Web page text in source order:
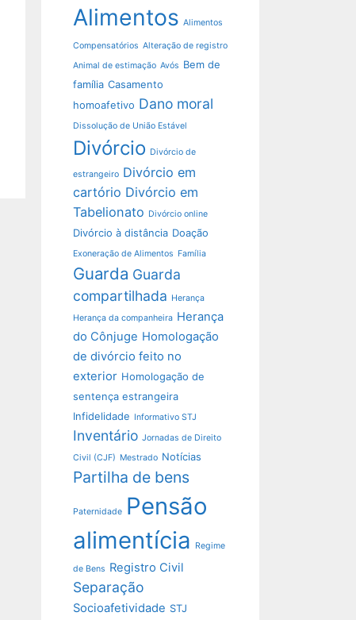
Alimentos Alimentos
Compensatórios Alteração de registro
Animal de estimação Avós Bem de
família Casamento
homoafetivo Dano moral
Dissolução de União Estável
Divórcio Divórcio de
estrangeiro Divórcio em
cartório Divórcio em
Tabelionato Divórcio online
Divórcio à distância Doação
Exoneração de Alimentos Família
Guarda Guarda
compartilhada Herança
Herança da companheira Herança
do Cônjuge Homologação
de divórcio feito no
exterior Homologação de
sentença estrangeira
Infidelidade Informativo STJ
Inventário Jornadas de Direito
Civil (CJF) Mestrado Notícias
Partilha de bens
Paternidade Pensão
alimentícia
Regime
de Bens Registro Civil
Separação
Socioafetividade STJ